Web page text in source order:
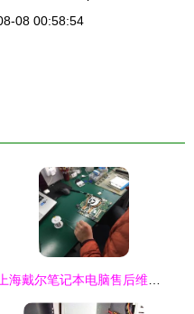
08 00:58:54